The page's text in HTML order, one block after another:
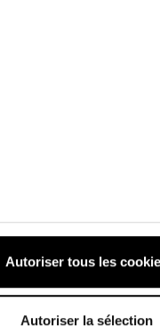
Autoriser tous les
Autoriser la sélection
5
m²/année C
D